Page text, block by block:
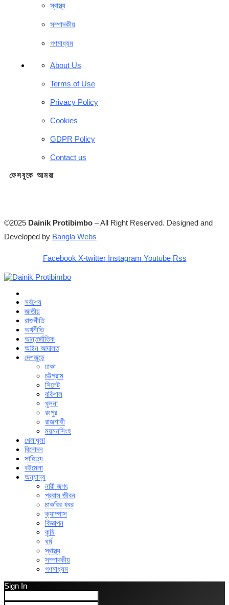
স্বাস্থ্য
সম্পাদকীয়
গণমাধ্যম
About Us
Terms of Use
Privacy Policy
Cookies
GDPR Policy
Contact us
ফেসবুকে আমরা
©2025 Dainik Protibimbo – All Right Reserved. Designed and
Developed by Bangla Webs
Facebook X-twitter Instagram Youtube Rss
সর্বশেষ
জাতীয়
রাজনীতি
অর্থনীতি
আন্তর্জাতিক
আইন আদালত
দেশজুড়ে
ঢাকা
চট্টগ্রাম
সিলেট
বরিশাল
খুলনা
রংপুর
রাজশাহী
ময়মনসিংহ
খেলাধুলা
বিনোদন
সাহিত্য
বইমেলা
অন্যান্য
নারী জগৎ
প্রবাস জীবন
চাকরির খবর
ক্যাম্পাস
বিজ্ঞাপন
কৃষি
ধর্ম
স্বাস্থ্য
সম্পাদকীয়
গণমাধ্যম
Sign In